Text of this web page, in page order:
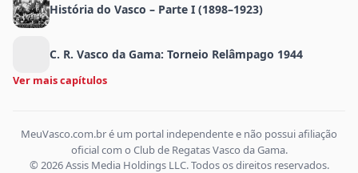
História do Vasco – Parte I (1898–1923)
C. R. Vasco da Gama: Torneio Relâmpago 1944
Ver mais capítulos
MeuVasco.com.br é um portal independente e não possui afiliação
oficial com o Club de Regatas Vasco da Gama.
© 2026 Assis Media Holdings LLC. Todos os direitos reservados.